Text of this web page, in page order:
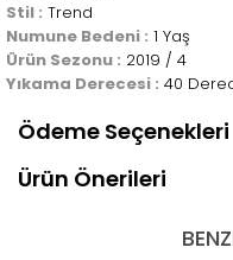
Stil : Trend
Numune Bedeni : 1 Yaş
Ürün Sezonu : 2019 / 4
Yıkama Derecesi : 40
Ödeme Seçenekleri
Ürün Önerileri